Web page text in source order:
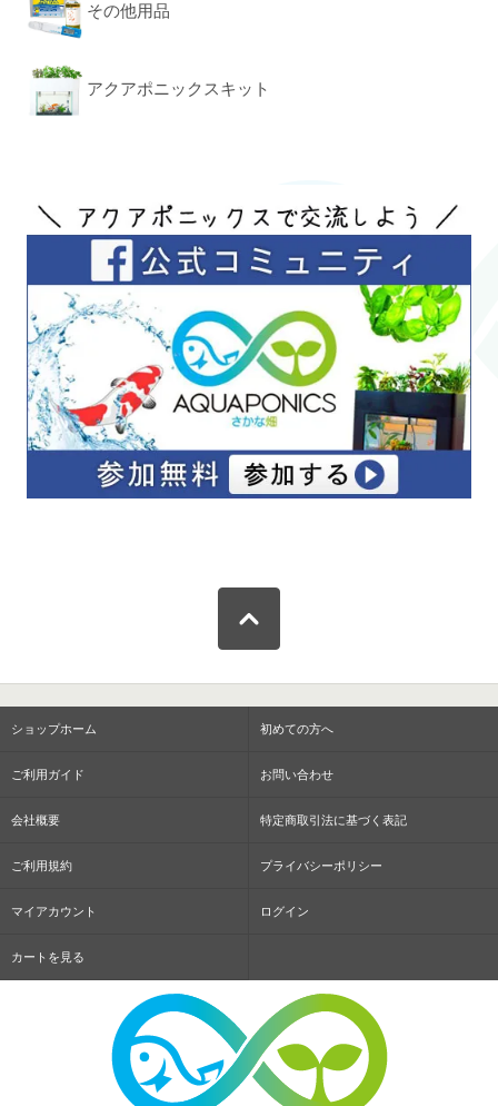
その他用品
アクアポニックスキット
ショップホーム 初めての方へ
ご利用ガイド お問い合わせ
会社概要 特定商取引法に基づく表記
ご利用規約 プライバシーポリシー
マイアカウント ログイン
カートを見る